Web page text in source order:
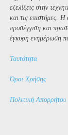
εξελίξεις στην
και τις επιστήμες.
προσέγγιση και
έγκυρη ενημέρωση
Ταυτότητα
Όροι Χρήσης
Πολιτική Απορρήτου